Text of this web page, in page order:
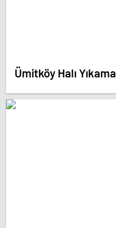
Ümitköy Halı Yıkama